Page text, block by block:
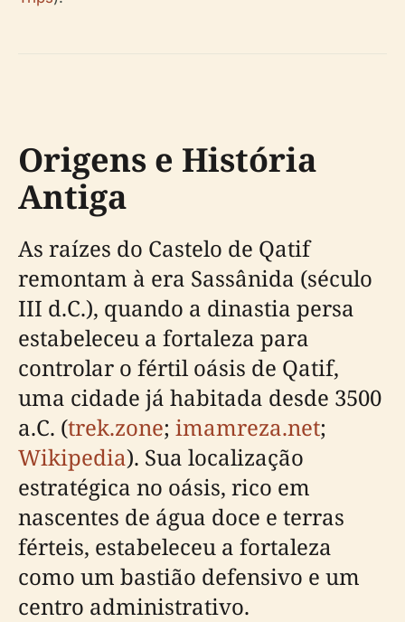
Origens e História
Antiga
As raízes do Castelo de Qatif
remontam à era Sassânida (século
III d.C.), quando a dinastia persa
estabeleceu a fortaleza para
controlar o fértil oásis de Qatif,
uma cidade já habitada desde 3500
a.C. (trek.zone; imamreza.net;
Wikipedia). Sua localização
estratégica no oásis, rico em
nascentes de água doce e terras
férteis, estabeleceu a fortaleza
como um bastião defensivo e um
centro administrativo.